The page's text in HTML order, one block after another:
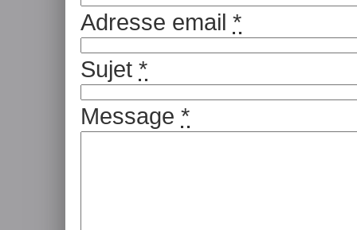
Adresse email *
Sujet *
Message *